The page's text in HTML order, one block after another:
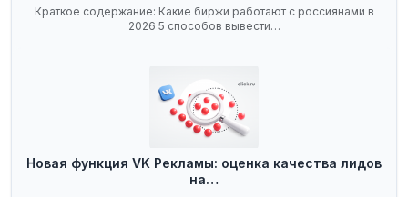
Краткое содержание: Какие биржи работают с россиянами в
2026 5 способов вывести…
Новая функция VK Рекламы: оценка качества лидов
на…